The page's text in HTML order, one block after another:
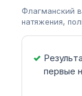
Флагманский
натяжения,
первые